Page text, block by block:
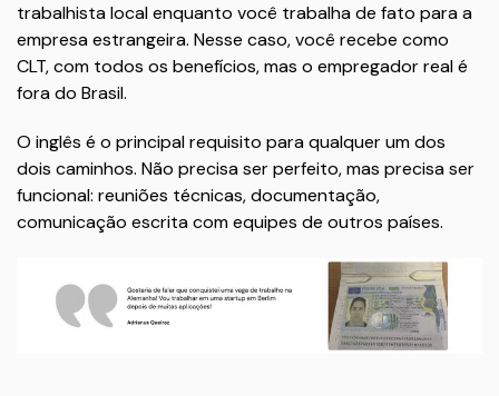
trabalhista local enquanto você trabalha de fato para a
empresa estrangeira. Nesse caso, você recebe como
CLT, com todos os benefícios, mas o empregador real é
fora do Brasil.
O inglês é o principal requisito para qualquer um dos
dois caminhos. Não precisa ser perfeito, mas precisa ser
funcional: reuniões técnicas, documentação,
comunicação escrita com equipes de outros países.